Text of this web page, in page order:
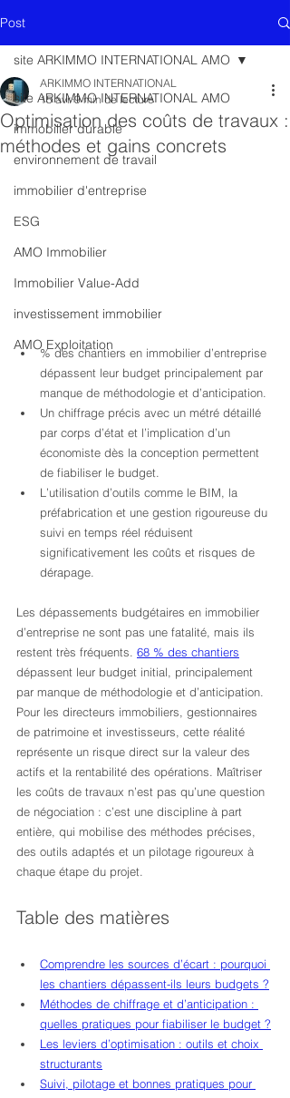
Post
site ARKIMMO INTERNATIONAL AMO
immobilier durable
environnement de travail
immobilier d'entreprise
ESG
AMO Immobilier
Immobilier Value-Add
investissement immobilier
AMO Exploitation
site ARKIMMO INTERNATIONAL AMO
Optimisation des coûts de travaux :
méthodes et gains concrets
ARKIMMO INTERNATIONAL
15 avr. 9 min de lecture
% des chantiers en immobilier d’entreprise
dépassent leur budget principalement par
manque de méthodologie et d’anticipation.
Un chiffrage précis avec un métré détaillé
par corps d’état et l’implication d’un
économiste dès la conception permettent
de fiabiliser le budget.
L’utilisation d’outils comme le BIM, la
préfabrication et une gestion rigoureuse du
suivi en temps réel réduisent
significativement les coûts et risques de
dérapage.
Les dépassements budgétaires en immobilier
d’entreprise ne sont pas une fatalité, mais ils
restent très fréquents. 68 % des chantiers
dépassent leur budget initial, principalement
par manque de méthodologie et d’anticipation.
Pour les directeurs immobiliers, gestionnaires
de patrimoine et investisseurs, cette réalité
représente un risque direct sur la valeur des
actifs et la rentabilité des opérations. Maîtriser
les coûts de travaux n’est pas qu’une question
de négociation : c’est une discipline à part
entière, qui mobilise des méthodes précises,
des outils adaptés et un pilotage rigoureux à
chaque étape du projet.
Table des matières
Comprendre les sources d’écart : pourquoi
les chantiers dépassent-ils leurs budgets ?
Méthodes de chiffrage et d’anticipation :
quelles pratiques pour fiabiliser le budget ?
Les leviers d’optimisation : outils et choix
structurants
Suivi, pilotage et bonnes pratiques pour